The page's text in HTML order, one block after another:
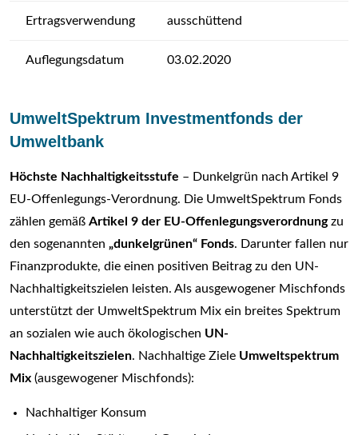
Ertragsverwendung ausschüttend
Auflegungsdatum 03.02.2020
UmweltSpektrum Investmentfonds der
Umweltbank
Höchste Nachhaltigkeitsstufe – Dunkelgrün nach Artikel 9
EU-Offenlegungs-Verordnung. Die UmweltSpektrum Fonds
zählen gemäß Artikel 9 der EU-Offenlegungsverordnungzu
den sogenannten „dunkelgrünen“ Fonds. Darunter fallen nur
Finanzprodukte, die einen positiven Beitrag zu den UN-
Nachhaltigkeitszielen leisten. Als ausgewogener Mischfonds
unterstützt der UmweltSpektrum Mix ein breites Spektrum
an sozialen wie auch ökologischen UN-
Nachhaltigkeitszielen. Nachhaltige Ziele Umweltspektrum
Mix (ausgewogener Mischfonds):
Nachhaltiger Konsum